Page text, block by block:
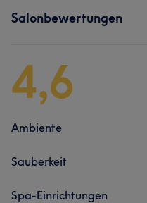
Salonbewertungen
4,6
Ambiente
Sauberkeit
Spa-Einrichtungen